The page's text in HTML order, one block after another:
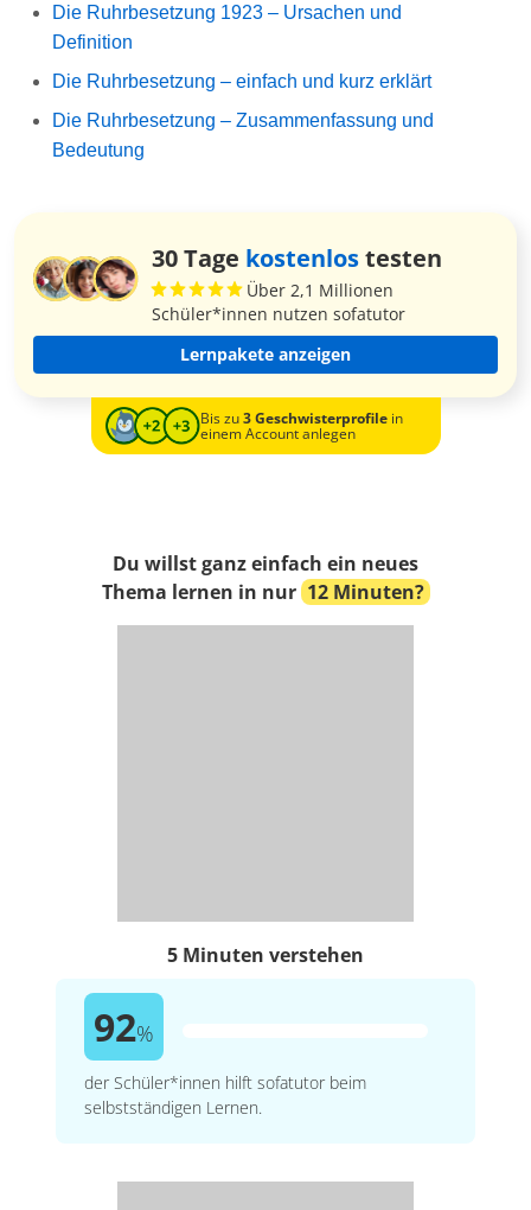
Die Ruhrbesetzung 1923 – Ursachen und
Definition
Die Ruhrbesetzung – einfach und kurz erklärt
Die Ruhrbesetzung – Zusammenfassung und
Bedeutung
30 Tage kostenlostesten
Über 2,1 Millionen
Schüler*innen nutzen sofatutor
Lernpakete anzeigen
Bis zu3 Geschwisterprofilein
einem Account anlegen
Du willst ganz einfach ein neues
Thema lernen in nur 12 Minuten?
5 Minuten verstehen
92%
der Schüler*innen hilft sofatutor beim
selbstständigen Lernen.